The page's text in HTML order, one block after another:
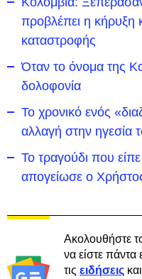
προβλέπει η κήρυξη
καταστροφής
Όταν το όνομα της
δολοφονία
Το χρονικό ενός
αλλαγή στην ηγεσία
Το τραγούδι που
απογείωσε ο
Ακολουθήστε
να είστε πάντα
τις ειδήσεις